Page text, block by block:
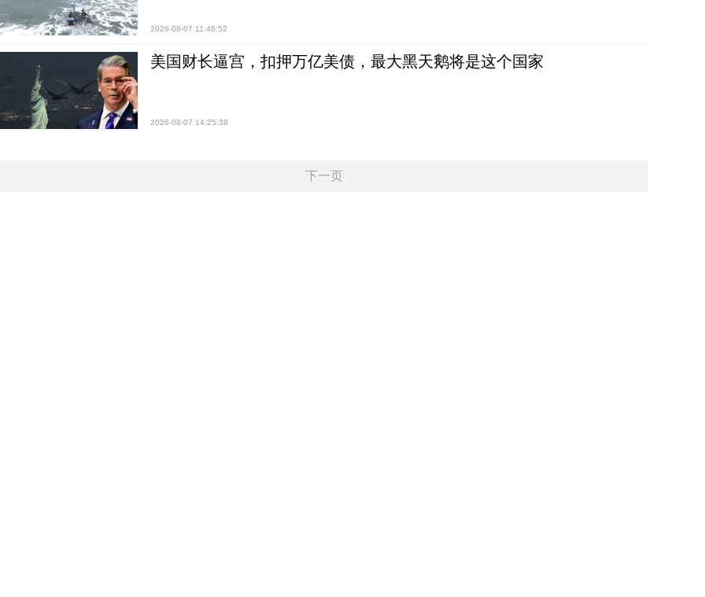
2026-08-07 11:46:52
美国财长逼宫，扣押万亿美债，最大黑天鹅将是这个国家
2026-08-07 14:25:38
下一页